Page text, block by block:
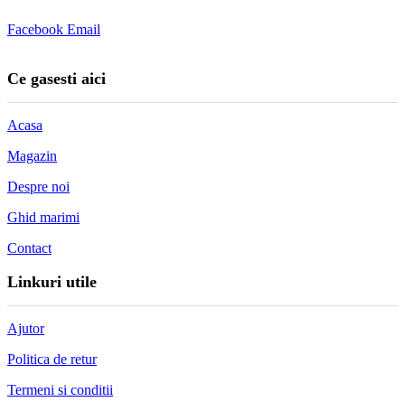
Facebook Email
Ce gasesti aici
Acasa
Magazin
Despre noi
Ghid marimi
Contact
Linkuri utile
Ajutor
Politica de retur
Termeni si conditii